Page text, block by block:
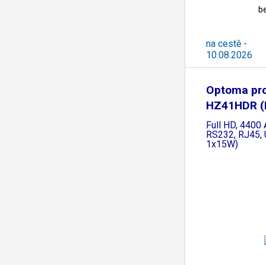
na cestě -
10.08.2026
Optoma
HZ41HDR
Full HD, 4400
RS232, RJ45,
1x15W)